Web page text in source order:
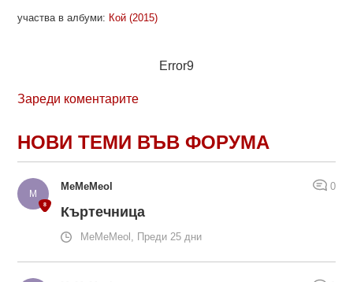
участва в албуми: Кой (2015)
Error9
Зареди коментарите
НОВИ ТЕМИ ВЪВ ФОРУМА
MeMeMeol 0
Къртечница
MeMeMeol, Преди 25 дни